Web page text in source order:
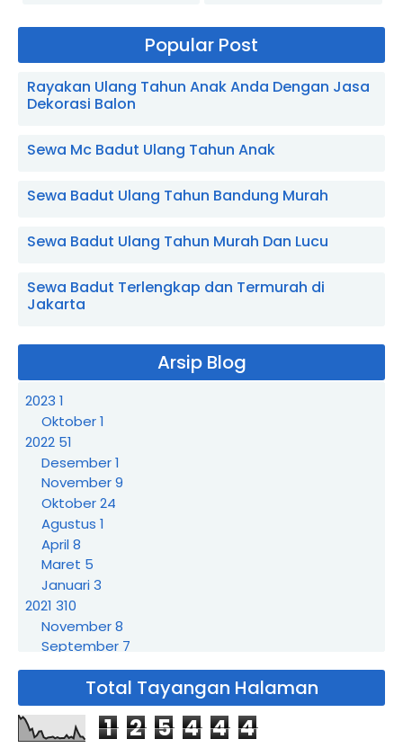
Popular Post
Rayakan Ulang Tahun Anak Anda Dengan Jasa
Dekorasi Balon
Sewa Mc Badut Ulang Tahun Anak
Sewa Badut Ulang Tahun Bandung Murah
Sewa Badut Ulang Tahun Murah Dan Lucu
Sewa Badut Terlengkap dan Termurah di
Jakarta
Arsip Blog
2023 1
Oktober1
2022 51
Desember1
November9
Oktober24
Agustus 1
April8
Maret 5
Januari3
2021 310
November8
September 7
Agustus3
Juni19
Mei
72
Total Tayangan Halaman
1 2 5 4 4 4